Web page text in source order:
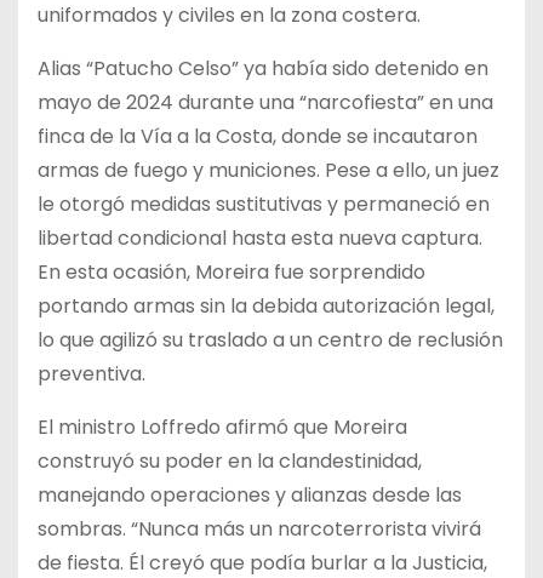
uniformados y civiles en la zona costera.
Alias “Patucho Celso” ya había sido detenido en
mayo de 2024 durante una “narcofiesta” en una
finca de la Vía a la Costa, donde se incautaron
armas de fuego y municiones. Pese a ello, un juez
le otorgó medidas sustitutivas y permaneció en
libertad condicional hasta esta nueva captura.
En esta ocasión, Moreira fue sorprendido
portando armas sin la debida autorización legal,
lo que agilizó su traslado a un centro de reclusión
preventiva.
El ministro Loffredo afirmó que Moreira
construyó su poder en la clandestinidad,
manejando operaciones y alianzas desde las
sombras. “Nunca más un narcoterrorista vivirá
de fiesta. Él creyó que podía burlar a la Justicia,